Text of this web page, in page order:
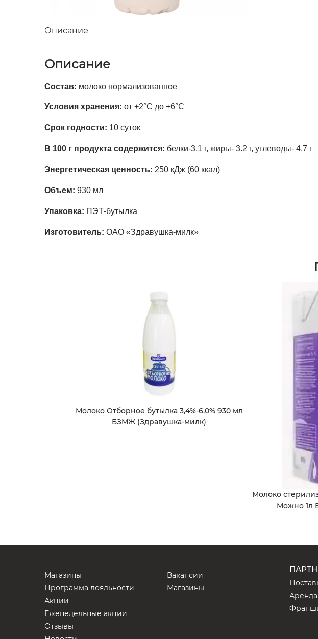
Описание
Описание
Состав: молоко нормализованное
Условия хранения: от +2°С до +6°С
Срок годности: 10 суток
В 100 г продукта содержится: белки-3.1 г, жиры- 3.2 г, углеводы- 4.7 г
Энергетическая ценность: 250 кДж (60 ккал)
Объем: 930 мл
Упаковка: ПЭТ-бутылка
Изготовитель: ОАО «Здравушка-милк»
Молоко Отборное бутылка 3,4%-6,0% 930 мл
БЗМЖ (Здравушка-милк)
Молоко
Можно 1л
Магазины
Программа лояльности
Акции
Еженедельные акции
Отзывы
Вакансии
Магазины
Аренда